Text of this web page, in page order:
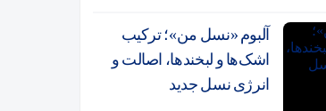
آلبوم «نسل من»؛ ترکیب
اشک‌ها و لبخندها، اصالت و
انرژی نسل جدید